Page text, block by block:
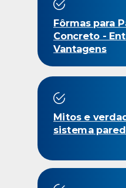
Fôrmas para
Concreto -
Vantagens
Mitos e
sistema